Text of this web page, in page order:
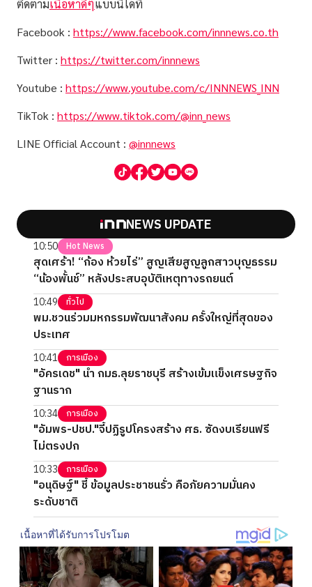
ติดตามเนื้อหาดีๆแบบนี้ได้ที่
Facebook : https://www.facebook.com/innnews.co.th
Twitter : https://twitter.com/innnews
Youtube : https://www.youtube.com/c/INNNEWS_INN
TikTok : https://www.tiktok.com/@inn_news
LINE Official Account : @innnews
NEWS UPDATE
10:50 Hot News
สุดเศร้า! “ก้อง ห้วยไร่” สูญเสียสูญลูกสาวบุญธรรม
“น้องพั้นช์” หลังประสบอุบัติเหตุทางรถยนต์
10:49 ทั่วไป
พม.ชวนร่วมมหกรรมพัฒนาสังคม ครั้งใหญ่ที่สุดของ
ประเทศ
10:41 การเมือง
"อัครเดช" นำ กมธ.ลุยราชบุรี สร้างเข้มแข็งเศรษฐกิจ
ฐานราก
10:34 การเมือง
"อัมพร-ปชป."จี้ปฏิรูปโครงสร้าง ศธ. ซัดงบเรียนฟรี
ไม่ตรงปก
10:33 การเมือง
"อนุดิษฐ์" ชี้ ข้อมูลประชาชนรั่ว คือภัยความมั่นคง
ระดับชาติ